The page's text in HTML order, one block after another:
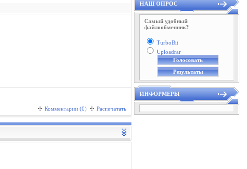
Комментарии (0) Распечатать
НАШ ОПРОС
Самый удобный
файлообменник?
TurboBit
Uploadrar
ИНФОРМЕРЫ